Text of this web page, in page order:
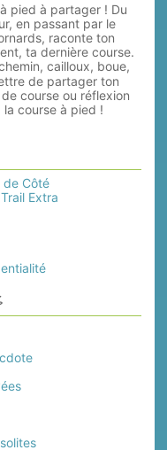
pied à partager ! Du
en passant par le
raconte ton
ta dernière course.
cailloux, boue,
de partager ton
course ou réflexion
course à pied !
de Côté
Extra